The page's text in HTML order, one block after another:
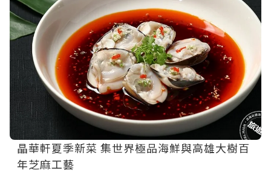
晶華軒夏季新菜 集世界極品海鮮與高雄大樹百
年芝麻工藝